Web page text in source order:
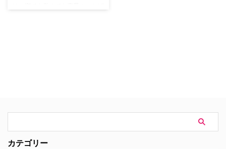
カテゴリー